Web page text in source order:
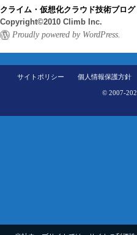
クライム・仮想化クラウド技術ブログ
Copyright©2010 Climb Inc.
Proudly powered by WordPress.
サイトポリシー 個人情報保護方針
© 2007-